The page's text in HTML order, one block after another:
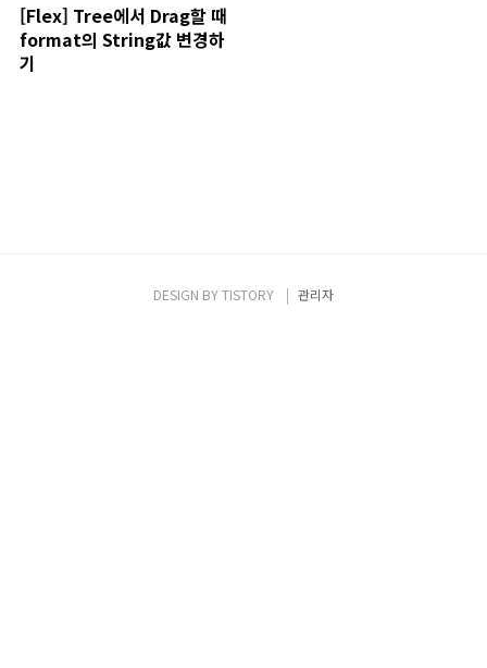
[Flex] Tree에서 Drag할 때
format의 String값 변경하
기
DESIGN BYTISTORY 관리자